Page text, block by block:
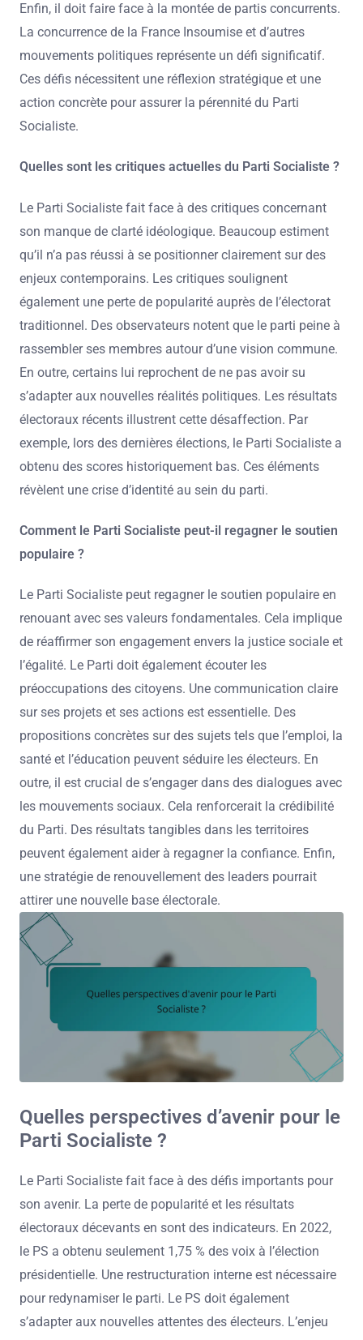
Enfin, il doit faire face à la montée de partis concurrents.
La concurrence de la France Insoumise et d’autres
mouvements politiques représente un défi significatif.
Ces défis nécessitent une réflexion stratégique et une
action concrète pour assurer la pérennité du Parti
Socialiste.
Quelles sont les critiques actuelles du Parti Socialiste ?
Le Parti Socialiste fait face à des critiques concernant
son manque de clarté idéologique. Beaucoup estiment
qu’il n’a pas réussi à se positionner clairement sur des
enjeux contemporains. Les critiques soulignent
également une perte de popularité auprès de l’électorat
traditionnel. Des observateurs notent que le parti peine à
rassembler ses membres autour d’une vision commune.
En outre, certains lui reprochent de ne pas avoir su
s’adapter aux nouvelles réalités politiques. Les résultats
électoraux récents illustrent cette désaffection. Par
exemple, lors des dernières élections, le Parti Socialiste a
obtenu des scores historiquement bas. Ces éléments
révèlent une crise d’identité au sein du parti.
Comment le Parti Socialiste peut-il regagner le soutien
populaire ?
Le Parti Socialiste peut regagner le soutien populaire en
renouant avec ses valeurs fondamentales. Cela implique
de réaffirmer son engagement envers la justice sociale et
l’égalité. Le Parti doit également écouter les
préoccupations des citoyens. Une communication claire
sur ses projets et ses actions est essentielle. Des
propositions concrètes sur des sujets tels que l’emploi, la
santé et l’éducation peuvent séduire les électeurs. En
outre, il est crucial de s’engager dans des dialogues avec
les mouvements sociaux. Cela renforcerait la crédibilité
du Parti. Des résultats tangibles dans les territoires
peuvent également aider à regagner la confiance. Enfin,
une stratégie de renouvellement des leaders pourrait
attirer une nouvelle base électorale.
Quelles perspectives d’avenir pour le
Parti Socialiste ?
Le Parti Socialiste fait face à des défis importants pour
son avenir. La perte de popularité et les résultats
électoraux décevants en sont des indicateurs. En 2022,
le PS a obtenu seulement 1,75 % des voix à l’élection
présidentielle. Une restructuration interne est nécessaire
pour redynamiser le parti. Le PS doit également
s’adapter aux nouvelles attentes des électeurs. L’enjeu